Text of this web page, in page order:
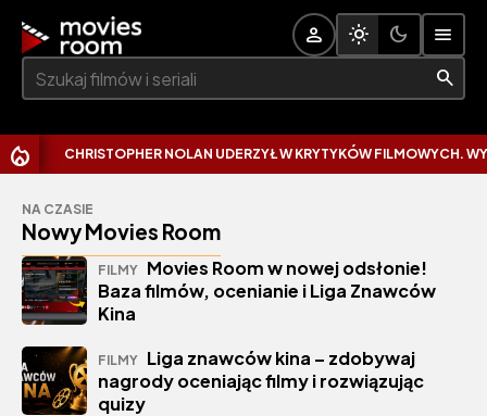
Szukaj:
CHRISTOPHER NOLAN UDERZYŁ W KRYTYKÓW FILMOWYCH. WYTKNĄŁ
NA CZASIE
Nowy Movies Room
FILMY Movies Room w nowej odsłonie!
Baza filmów, ocenianie i Liga Znawców
Kina
FILMY Liga znawców kina – zdobywaj
nagrody oceniając filmy i rozwiązując
quizy